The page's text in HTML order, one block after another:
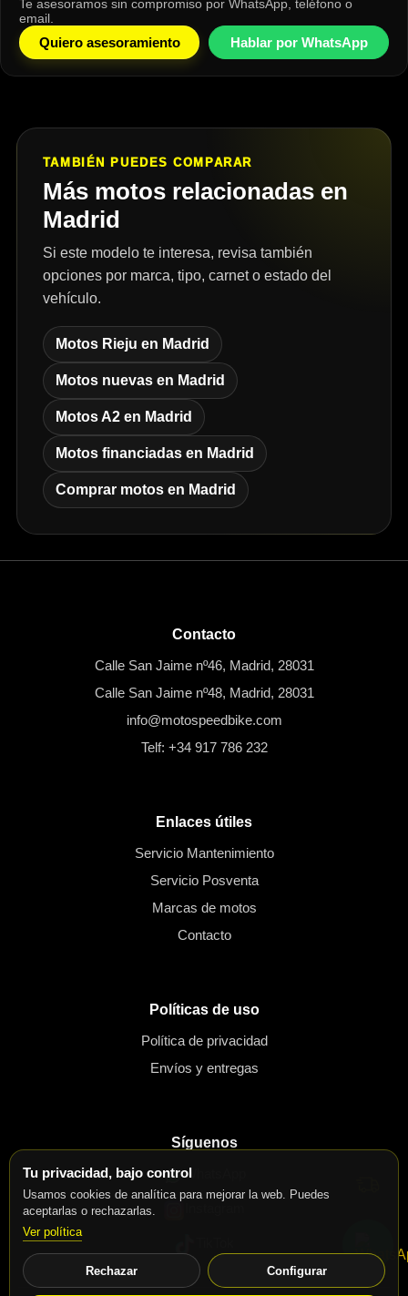
Tu privacidad, bajo control
Usamos cookies de analítica para mejorar la web. Puedes
aceptarlas o rechazarlas.
Ver política
Rechazar Configurar
Te asesoramos sin compromiso por WhatsApp, teléfono o
email.
Quiero asesoramiento Hablar por WhatsApp
TAMBIÉN PUEDES COMPARAR
Más motos relacionadas en
Madrid
Si este modelo te interesa, revisa también
opciones por marca, tipo, carnet o estado del
vehículo.
Motos Rieju en Madrid
Motos nuevas en Madrid
Motos A2 en Madrid
Motos financiadas en Madrid
Comprar motos en Madrid
Contacto
Calle San Jaime nº46, Madrid, 28031
Calle San Jaime nº48, Madrid, 28031
info@motospeedbike.com
Telf: +34 917 786 232
Enlaces útiles
Servicio Mantenimiento
Servicio Posventa
Marcas de motos
Contacto
Políticas de uso
Política de privacidad
Envíos y entregas
Síguenos
WhatsApp